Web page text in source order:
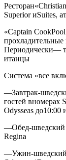
Ресторан
Superior иSuites,
«Captain
Периодически—
итанцы
Система «все
—Завтрак-
гостей вномерах
Odysseas
—Обед-шведский
Regina
—Ужин-шведский